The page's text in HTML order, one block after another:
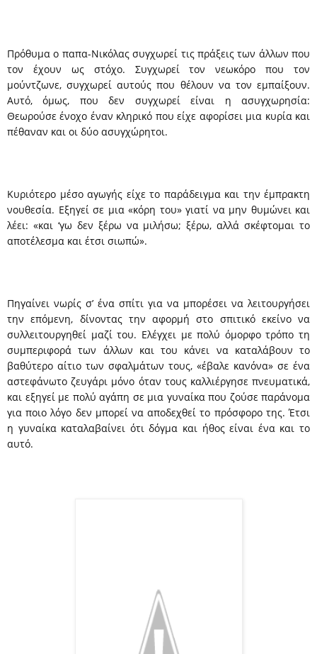
Πρόθυμα ο παπα-Νικόλας συγχωρεί τις πράξεις των άλλων που
τον έχουν ως στόχο. Συγχωρεί τον νεωκόρο που τον
μούντζωνε, συγχωρεί αυτούς που θέλουν να τον εμπαίξουν.
Αυτό, όμως, που δεν συγχωρεί είναι η ασυγχωρησία:
Θεωρούσε ένοχο έναν κληρικό που είχε αφορίσει μια κυρία και
πέθαναν και οι δύο ασυγχώρητοι.
Κυριότερο μέσο αγωγής είχε το παράδειγμα και την έμπρακτη
νουθεσία. Εξηγεί σε μια «κόρη του» γιατί να μην θυμώνει και
λέει: «και ‘γω δεν ξέρω να μιλήσω; ξέρω, αλλά σκέφτομαι το
αποτέλεσμα και έτσι σιωπώ».
Πηγαίνει νωρίς σ’ ένα σπίτι για να μπορέσει να λειτουργήσει
την επόμενη, δίνοντας την αφορμή στο σπιτικό εκείνο να
συλλειτουργηθεί μαζί του. Ελέγχει με πολύ όμορφο τρόπο τη
συμπεριφορά των άλλων και του κάνει να καταλάβουν το
βαθύτερο αίτιο των σφαλμάτων τους, «έβαλε κανόνα» σε ένα
αστεφάνωτο ζευγάρι μόνο όταν τους καλλιέργησε πνευματικά,
και εξηγεί με πολύ αγάπη σε μια γυναίκα που ζούσε παράνομα
για ποιο λόγο δεν μπορεί να αποδεχθεί το πρόσφορο της. Έτσι
η γυναίκα καταλαβαίνει ότι δόγμα και ήθος είναι ένα και το
αυτό.